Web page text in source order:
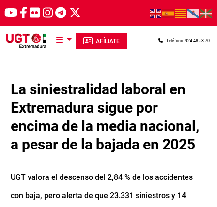
Pasar al contenido principal
AFÍLIATE Teléfono: 924 48 53 70
La siniestralidad laboral en
Extremadura sigue por
encima de la media nacional,
a pesar de la bajada en 2025
UGT valora el descenso del 2,84 % de los accidentes
con baja, pero alerta de que 23.331 siniestros y 14